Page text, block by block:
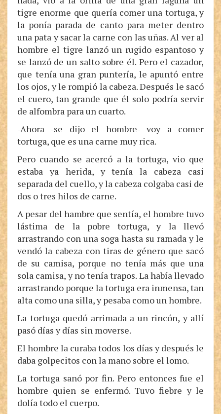
tigre enorme que quería comer una tortuga, y
la ponía parada de canto para meter dentro
una pata y sacar la carne con las uñas. Al ver al
hombre el tigre lanzó un rugido espantoso y
se lanzó de un salto sobre él. Pero el cazador,
que tenía una gran puntería, le apuntó entre
los ojos, y le rompió la cabeza. Después le sacó
el cuero, tan grande que él solo podría servir
de alfombra para un cuarto.
-Ahora -se dijo el hombre- voy a comer
tortuga, que es una carne muy rica.
Pero cuando se acercó a la tortuga, vio que
estaba ya herida, y tenía la cabeza casi
separada del cuello, y la cabeza colgaba casi de
dos o tres hilos de carne.
A pesar del hambre que sentía, el hombre tuvo
lástima de la pobre tortuga, y la llevó
arrastrando con una soga hasta su ramada y le
vendó la cabeza con tiras de género que sacó
de su camisa, porque no tenía más que una
sola camisa, y no tenía trapos. La había llevado
arrastrando porque la tortuga era inmensa, tan
alta como una silla, y pesaba como un hombre.
La tortuga quedó arrimada a un rincón, y allí
pasó días y días sin moverse.
El hombre la curaba todos los días y después le
daba golpecitos con la mano sobre el lomo.
La tortuga sanó por fin. Pero entonces fue el
hombre quien se enfermó. Tuvo fiebre y le
dolía todo el cuerpo.